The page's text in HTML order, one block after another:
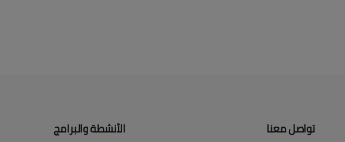
تواصل معنا الأنشطة والبرامج